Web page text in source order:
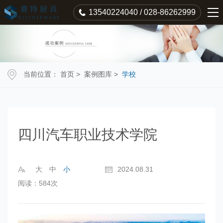
13540224040 / 028-86262999
当前位置： 首页 > 案例图库 > 学校
四川汽车职业技术学院
大 中 小
2024.08.31
阅读：584次